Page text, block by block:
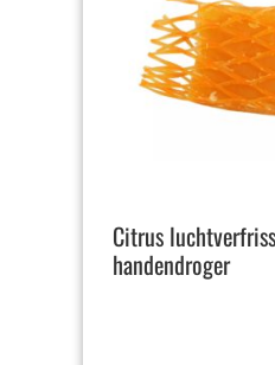
Citrus
handendroger